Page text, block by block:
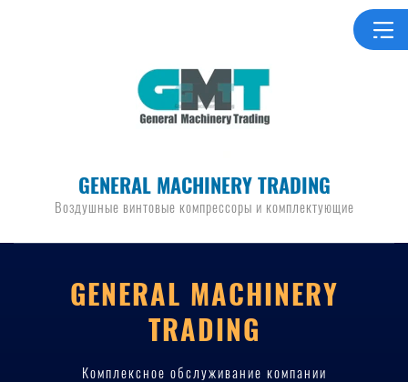
GENERAL MACHINERY TRADING
Воздушные винтовые компрессоры и комплектующие
GENERAL MACHINERY
TRADING
Комплексное обслуживание компании